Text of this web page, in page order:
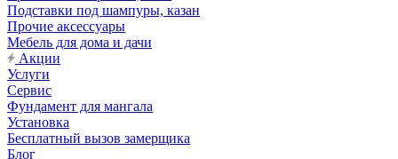
Подставки под шампуры, казан
Прочие аксессуары
Мебель для дома и дачи
Акции
Услуги
Сервис
Фундамент для мангала
Установка
Бесплатный вызов замерщика
Блог